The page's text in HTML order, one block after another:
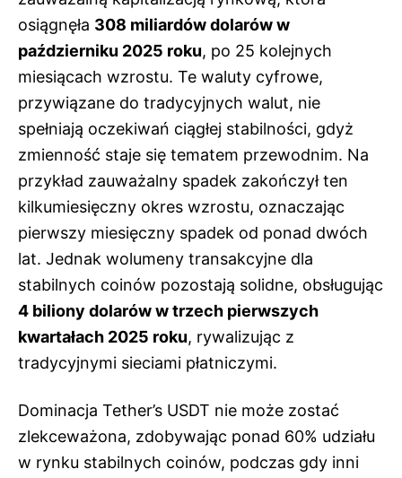
osiągnęła 308 miliardów dolarów w
październiku 2025 roku, po 25 kolejnych
miesiącach wzrostu. Te waluty cyfrowe,
przywiązane do tradycyjnych walut, nie
spełniają oczekiwań ciągłej stabilności, gdyż
zmienność staje się tematem przewodnim. Na
przykład zauważalny spadek zakończył ten
kilkumiesięczny okres wzrostu, oznaczając
pierwszy miesięczny spadek od ponad dwóch
lat. Jednak wolumeny transakcyjne dla
stabilnych coinów pozostają solidne, obsługując
4 biliony dolarów w trzech pierwszych
kwartałach 2025 roku, rywalizując z
tradycyjnymi sieciami płatniczymi.
Dominacja Tether’s USDT nie może zostać
zlekceważona, zdobywając ponad 60% udziału
w rynku stabilnych coinów, podczas gdy inni